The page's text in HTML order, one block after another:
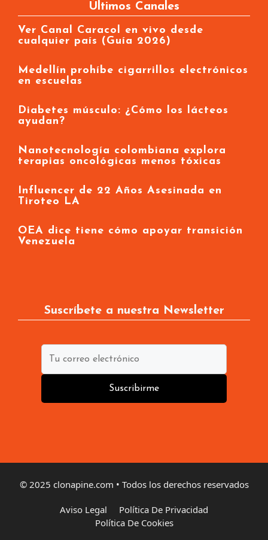
Últimos Canales
Ver Canal Caracol en vivo desde
cualquier país (Guía 2026)
Medellín prohíbe cigarrillos electrónicos
en escuelas
Diabetes músculo: ¿Cómo los lácteos
ayudan?
Nanotecnología colombiana explora
terapias oncológicas menos tóxicas
Influencer de 22 Años Asesinada en
Tiroteo LA
OEA dice tiene cómo apoyar transición
Venezuela
Suscríbete a nuestra Newsletter
Suscribirme
© 2025 clonapine.com • Todos los derechos reservados
Aviso Legal
Política De Privacidad
Política De Cookies